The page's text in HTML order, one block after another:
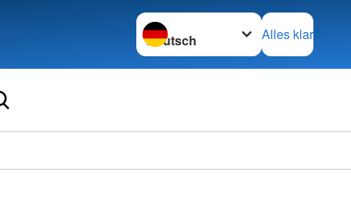
Sprache wechseln zu
Alles klar